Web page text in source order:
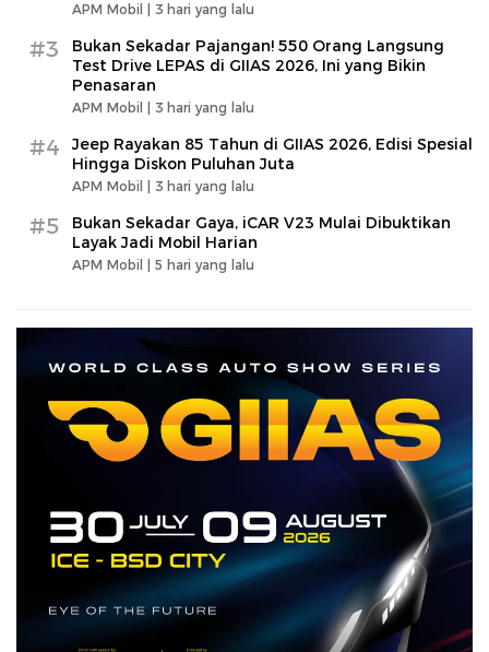
APM Mobil | 3 hari yang lalu
#3
Bukan Sekadar Pajangan! 550 Orang Langsung
Test Drive LEPAS di GIIAS 2026, Ini yang Bikin
Penasaran
APM Mobil | 3 hari yang lalu
#4
Jeep Rayakan 85 Tahun di GIIAS 2026, Edisi Spesial
Hingga Diskon Puluhan Juta
APM Mobil | 3 hari yang lalu
#5
Bukan Sekadar Gaya, iCAR V23 Mulai Dibuktikan
Layak Jadi Mobil Harian
APM Mobil | 5 hari yang lalu